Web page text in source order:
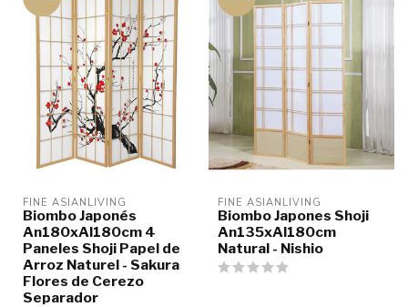
FINE ASIANLIVING
Biombo Japonés
An180xAl180cm 4
Paneles Shoji Papel de
Arroz Naturel - Sakura
Flores de Cerezo
Separador
FINE ASIANLIVING
Biombo Japones Shoji
An135xAl180cm
Natural - Nishio